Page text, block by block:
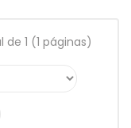
de 1 (1 páginas)